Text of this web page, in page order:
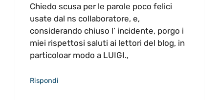
Chiedo scusa per le parole poco felici
usate dal ns collaboratore, e,
considerando chiuso l’ incidente, porgo i
miei rispettosi saluti ai lettori del blog, in
particoloar modo a LUIGI.,
Rispondi